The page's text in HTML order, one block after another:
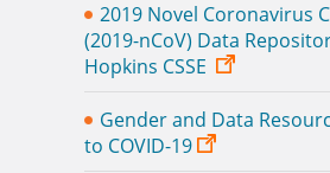
2019 Novel Coronavirus
(2019-nCoV) Data
Hopkins CSSE
Gender and Data
to COVID-19